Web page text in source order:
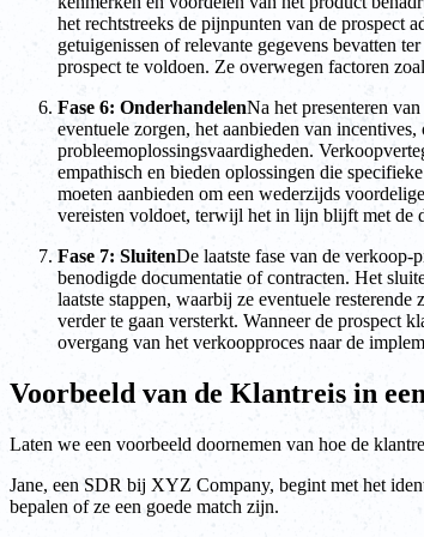
het rechtstreeks de pijnpunten van de prospect
getuigenissen of relevante gegevens bevatten
prospect te voldoen. Ze overwegen factoren
Fase 6: OnderhandelenNa het presenteren
eventuele zorgen, het aanbieden van
probleemoplossingsvaardigheden.
empathisch en bieden oplossingen die
moeten aanbieden om een wederzijds
vereisten voldoet, terwijl het in lijn blijft met de
Fase 7: SluitenDe laatste fase van de
benodigde documentatie of contracten. Het
laatste stappen, waarbij ze eventuele
verder te gaan versterkt. Wanneer de prospect
overgang van het verkoopproces naar de
Voorbeeld van de Klantreis in
Laten we een voorbeeld doornemen van hoe de
Jane, een SDR bij XYZ Company, begint met het
bepalen of ze een goede match zijn.